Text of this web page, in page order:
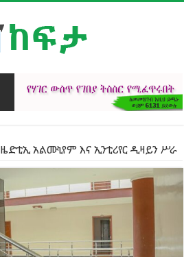
ዜድቲኢ አልሙኒየም እና ኢንቲሪየር ዲዛይን ሥራ